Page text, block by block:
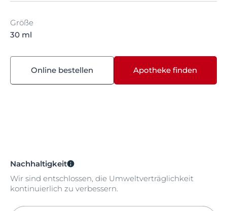
Größe
30 ml
Online bestellen Apotheke finden
Nachhaltigkeit
Wir sind entschlossen, die Umweltverträglichkeit
kontinuierlich zu verbessern.